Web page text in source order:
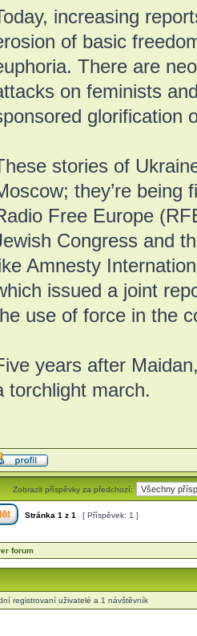
increasing
of basic
There are
on feminists
glorification
stories of
they’re being
Free Europe
Congress and
Amnesty
issued a joint
use of force in the
years after
torchlight march.
Zobrazit příspěvky za předchozí:
Stránka 1 z 1 [ Příspěvek: 1 ]
forum
registrovaní uživatelé a 1 návštěvník